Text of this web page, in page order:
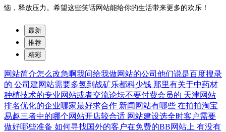
恼，释放压力。希望这些笑话网站能给你的生活带来更多的欢乐！
最新
推荐
精彩
网站简介怎么改急啊我问给我做网站的公司他们说是百度搜录
的 公司建网站需要多氢到战矿乐都科少钱 那里有关于中药材
种植技术的专业网站或者交流论坛不要付费会员的 天津网站
排名优化的企业哪家最好求合作 新闻网站有哪些 在拍拍淘宝
易趣三者中的哪个网站开店较合适 网站建设选全时客户需要
做好哪些准备 如何寻找国外的客户在免费的BB网站上 有没有